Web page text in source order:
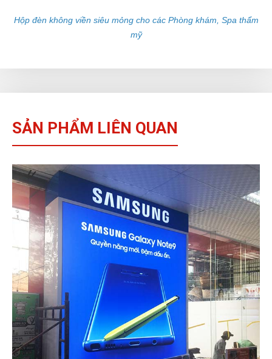
Hộp đèn không viền siêu mỏng cho các Phòng khám, Spa thẩm
mỹ
SẢN PHẨM LIÊN QUAN